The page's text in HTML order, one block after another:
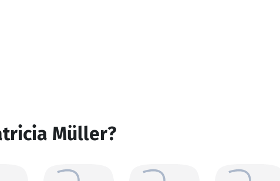
Müller?